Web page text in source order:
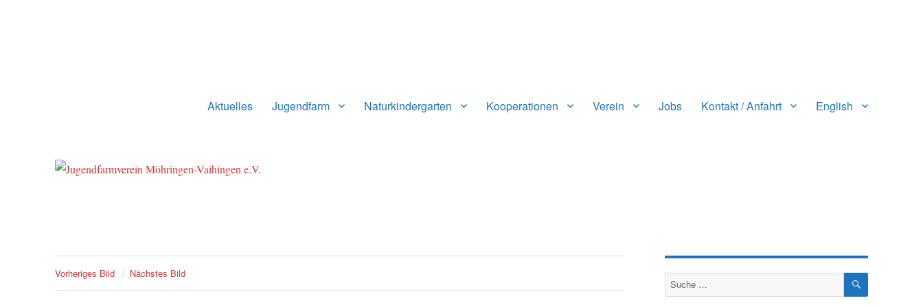
Aktuelles Jugendfarm Naturkindergarten Kooperationen Verein Jobs Kontakt / Anfahrt English
Vorheriges Bild Nächstes Bild
Suche
nach:
SUCHEN